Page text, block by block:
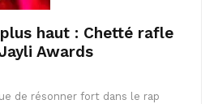
haut : Chetté rafle
Awards
de résonner fort dans le rap